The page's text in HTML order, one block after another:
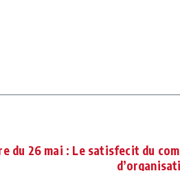
du 26 mai : Le satisfecit du